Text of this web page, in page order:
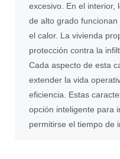
excesivo. En el interior,
de alto grado
el calor. La vivienda
protección contra la
Cada aspecto de esta
extender la vida
eficiencia. Estas
opción inteligente para
permitirse el tiempo de